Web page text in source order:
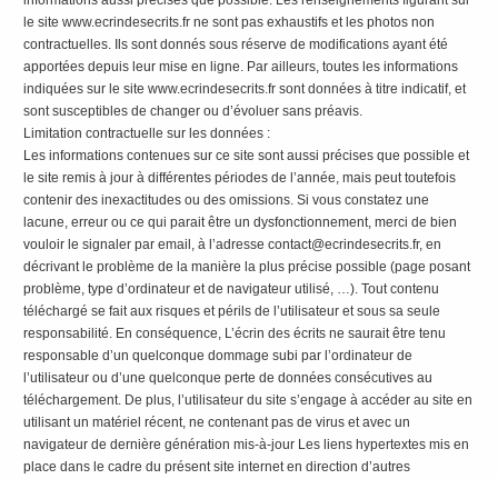
le site www.ecrindesecrits.fr ne sont pas exhaustifs et les photos non
contractuelles. Ils sont donnés sous réserve de modifications ayant été
apportées depuis leur mise en ligne. Par ailleurs, toutes les informations
indiquées sur le site www.ecrindesecrits.fr sont données à titre indicatif, et
sont susceptibles de changer ou d’évoluer sans préavis.
Limitation contractuelle sur les données :
Les informations contenues sur ce site sont aussi précises que possible et
le site remis à jour à différentes périodes de l’année, mais peut toutefois
contenir des inexactitudes ou des omissions. Si vous constatez une
lacune, erreur ou ce qui parait être un dysfonctionnement, merci de bien
vouloir le signaler par email, à l’adresse contact@ecrindesecrits.fr, en
décrivant le problème de la manière la plus précise possible (page posant
problème, type d’ordinateur et de navigateur utilisé, …). Tout contenu
téléchargé se fait aux risques et périls de l’utilisateur et sous sa seule
responsabilité. En conséquence, L’écrin des écrits ne saurait être tenu
responsable d’un quelconque dommage subi par l’ordinateur de
l’utilisateur ou d’une quelconque perte de données consécutives au
téléchargement. De plus, l’utilisateur du site s’engage à accéder au site en
utilisant un matériel récent, ne contenant pas de virus et avec un
navigateur de dernière génération mis-à-jour Les liens hypertextes mis en
place dans le cadre du présent site internet en direction d’autres